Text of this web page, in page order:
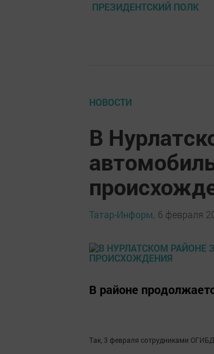
ПРЕЗИДЕНТСКИЙ ПОЛК
НОВОСТИ
В
Татар-Информ, 6 февраля
В районе
Так, 3 февраля сотрудниками